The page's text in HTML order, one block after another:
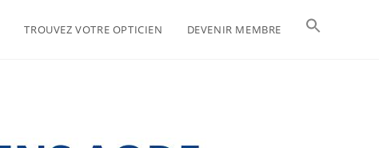
TROUVEZ VOTRE OPTICIEN DEVENIR MEMBRE